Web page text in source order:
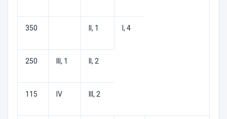
350 II, 1 I, 4
250 III, 1 II, 2
115 IV III, 2